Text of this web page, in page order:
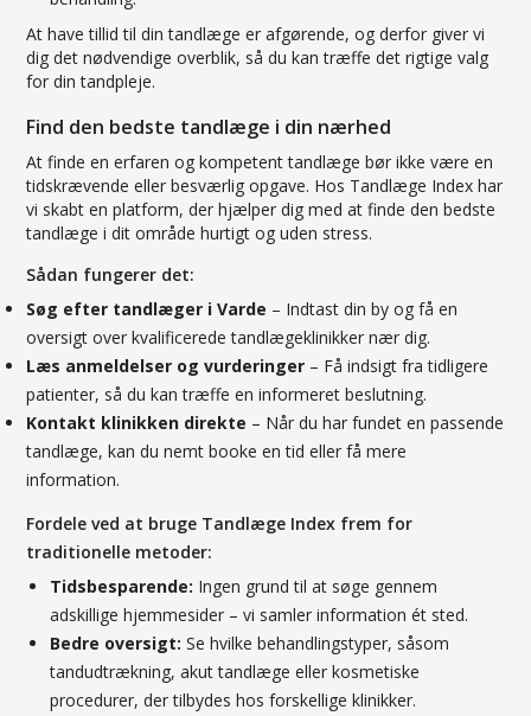
At have tillid til din tandlæge er afgørende, og derfor giver vi
dig det nødvendige overblik, så du kan træffe det rigtige valg
for din tandpleje.
Find den bedste tandlæge i din nærhed
At finde en erfaren og kompetent tandlæge bør ikke være en
tidskrævende eller besværlig opgave. Hos Tandlæge Index har
vi skabt en platform, der hjælper dig med at finde den bedste
tandlæge i dit område hurtigt og uden stress.
Sådan fungerer det:
Søg efter tandlæger i Varde – Indtast din by og få en
oversigt over kvalificerede tandlægeklinikker nær dig.
Læs anmeldelser og vurderinger – Få indsigt fra tidligere
patienter, så du kan træffe en informeret beslutning.
Kontakt klinikken direkte – Når du har fundet en passende
tandlæge, kan du nemt booke en tid eller få mere
information.
Fordele ved at bruge Tandlæge Index frem for
traditionelle metoder:
Tidsbesparende: Ingen grund til at søge gennem
adskillige hjemmesider – vi samler information ét sted.
Bedre oversigt: Se hvilke behandlingstyper, såsom
tandudtrækning, akut tandlæge eller kosmetiske
procedurer, der tilbydes hos forskellige klinikker.